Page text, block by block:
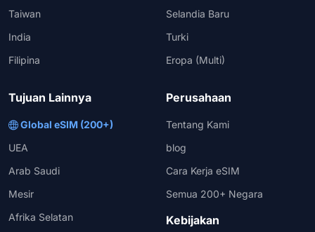
Taiwan
India
Filipina
Selandia Baru
Turki
Eropa (Multi)
Tujuan Lainnya
Global eSIM (200+)
UEA
Arab Saudi
Mesir
Afrika Selatan
Perusahaan
Tentang Kami
blog
Cara Kerja eSIM
Semua 200+ Negara
Kebijakan